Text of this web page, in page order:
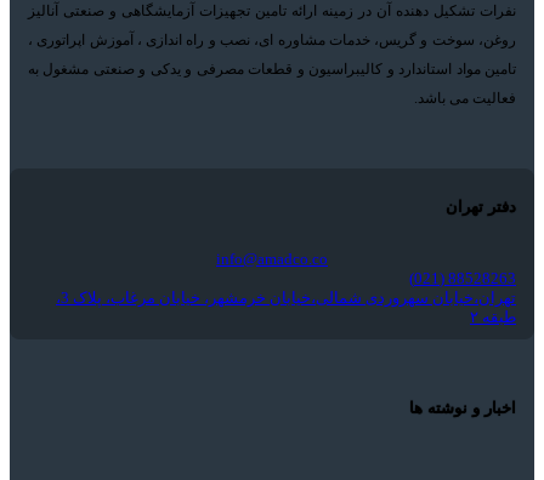
نفرات تشکیل دهنده آن در زمینه ارائه تامین تجهیزات آزمایشگاهی و صنعتی آنالیز
روغن، سوخت و گریس، خدمات مشاوره ای، نصب و راه اندازی ، آموزش اپراتوری ،
تامین مواد استاندارد و کالیبراسیون و قطعات مصرفی و یدکی و صنعتی مشغول به
فعالیت می باشد.
دفتر تهران
info@amadco.co
88528263 (021)
تهران،خیابان سهروردی شمالی،خیابان خرمشهر، خیابان مرغاب، پلاک 3،
طبقه ۲
اخبار و نوشته ها